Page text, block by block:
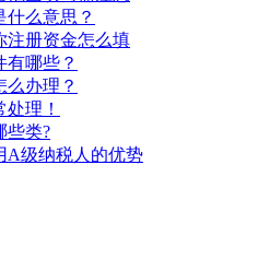
什么意思？
注册资金怎么填
有哪些？
么办理？
理！
些类?
A级纳税人的优势